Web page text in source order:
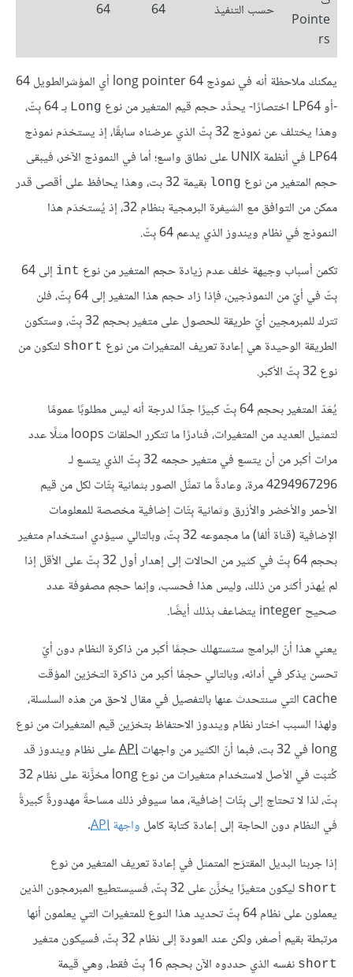
Pointe
rs
حسب التنفيذ 64
64
يمكنك ملاحظة أنه في نموذج long pointer 64 أي المؤشرالطويل 64
-أو LP64 اختصارًا- يحدَّد حجم قيم المتغير من نوع
Long
بـ 64 بِتّ،
وهذا يختلف عن نموذج 32 بِتّ الذي عرضناه سابقًا، إذ يستخدَم نموذج
LP64 في أنظمة UNIX على نطاق واسع؛ أما في النموذج الآخر، فيبقى
حجم المتغير من نوع long
بقيمة 32 بت، وهذا يحافظ على أقصى قدر
ممكن من التوافق مع الشيفرة البرمجية بنظام 32، إذ يُستخدَم هذا
النموذج في نظام ويندوز الذي يدعم 64 بِتّ.
تكمن أسباب وجيهة خلف عدم زيادة حجم المتغير من نوع int
إلى 64
بِتّ في أيّ من النموذجين، فإذا زاد حجم هذا المتغير إلى 64 بِتّ، فلن
تترك للمبرمجين أيّ طريقة للحصول على متغير بحجم 32 بِتّ، وستكون
الطريقة الوحيدة هي إعادة تعريف المتغيرات من نوع short لتكون من
نوع 32 بِتّ الأكبر.
يُعَدّ المتغير بحجم 64 بِتّ كبيرًا جدًا لدرجة أنه ليس مطلوبًا عمومًا
لتمثيل العديد من المتغيرات، فنادرًا ما تتكرر الحلقات loops مثلًا عدد
مرات أكبر من أن يتسع في متغير حجمه 32 بِتّ الذي يتسع لـ
4294967296 مرة، وعادةً ما تمثَّل الصور بثمانية بِتّات لكل من قيم
الأحمر والأخضر والأزرق وثمانية بِتّات إضافية مخصصة للمعلومات
الإضافية (قناة ألفا) ما مجموعه 32 بِتّ، وبالتالي سيؤدي استخدام متغير
بحجم 64 بِتّ في كثير من الحالات إلى إهدار أول 32 بِتّ على الأقل إذا
لم يُهدَر أكثر من ذلك، وليس هذا فحسب، وإنما حجم مصفوفة عدد
صحيح integer يتضاعف بذلك أيضًا.
يعني هذا أنّ البرامج ستستهلك حجمًا أكبر من ذاكرة النظام دون أيّ
تحسن يذكر في أدائه، وبالتالي حجمًا أكبر من ذاكرة التخزين المؤقت
cache التي سنتحدث عنها بالتفصيل في مقال لاحق من هذه السلسلة،
ولهذا السبب اختار نظام ويندوز الاحتفاظ بتخزين قيم المتغيرات من نوع
long في 32 بت، فبما أنّ الكثير من واجهات
APIعلى نظام ويندوز قد
كُتبَت في الأصل لاستخدام متغيرات من نوع long مخزَّنة على نظام 32
بِتّ، لذا لا تحتاج إلى بِتّات إضافية، مما سيوفر ذلك مساحةً مهدورةً كبيرةً
في النظام دون الحاجة إلى إعادة كتابة كامل واجهةAPI
.
إذا جربنا البديل المقترَح المتمثل في إعادة تعريف المتغير من نوع
short
ليكون متغيرًا يخزَّن على 32 بِتّ، فسيستطيع المبرمجون الذين
يعملون على نظام 64 بِتّ تحديد هذا النوع للمتغيرات التي يعلمون أنها
مرتبطة بقيم أصغر، ولكن عند العودة إلى نظام 32 بِتّ، فسيكون متغير
short
نفسه الذي حددوه الآن بحجم 16 بِتّ فقط، وهي قيمة